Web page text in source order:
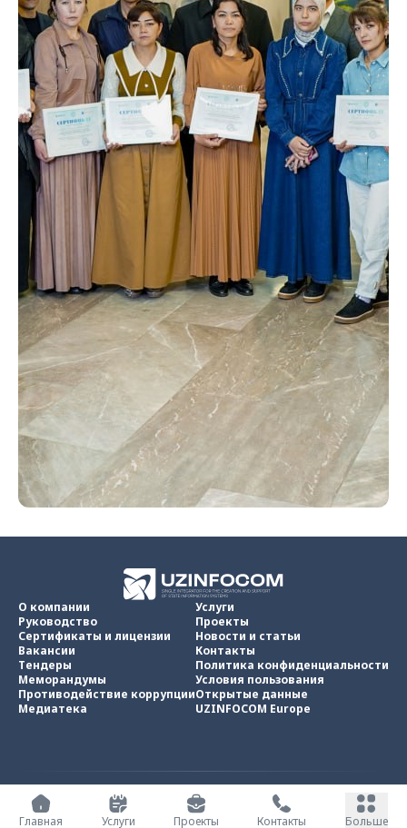
О компании
Руководство
Сертификаты и лицензии
Вакансии
Тендеры
Меморандумы
Противодействие коррупции
Медиатека
Услуги
Проекты
Новости и статьи
Контакты
Политика конфиденциальности
Условия пользования
Открытые данные
UZINFOCOM Europe
UZINFOCOM © 2002 - 2026
Все права защищены
Главная
Услуги Проекты Контакты Больше